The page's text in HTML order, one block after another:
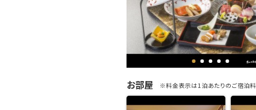
お部屋 ※料金表示は1泊あたりのご宿泊料